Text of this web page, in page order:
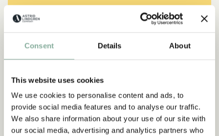
Consent Details About
This website uses cookies
We use cookies to personalise content and ads, to
provide social media features and to analyse our traffic.
We also share information about your use of our site with
our social media, advertising and analytics partners who
NEU